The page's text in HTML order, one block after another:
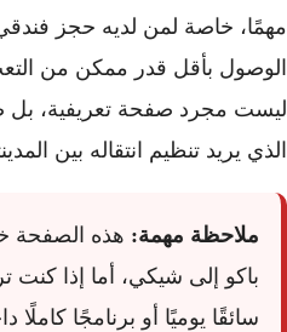
مهمًا، خاصة لمن لديه حجز
الوصول بأقل قدر ممكن من
ليست مجرد صفحة تعريفية، بل
الذي يريد تنظيم انتقاله بين
ملاحظة مهمة: هذه الصفحة
باكو إلى شيكي، أما إذا
سائقًا يوميًا أو برنامجًا